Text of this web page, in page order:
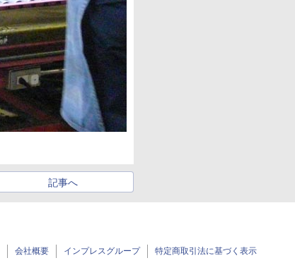
記事へ
会社概要 インプレスグループ 特定商取引法に基づく表示